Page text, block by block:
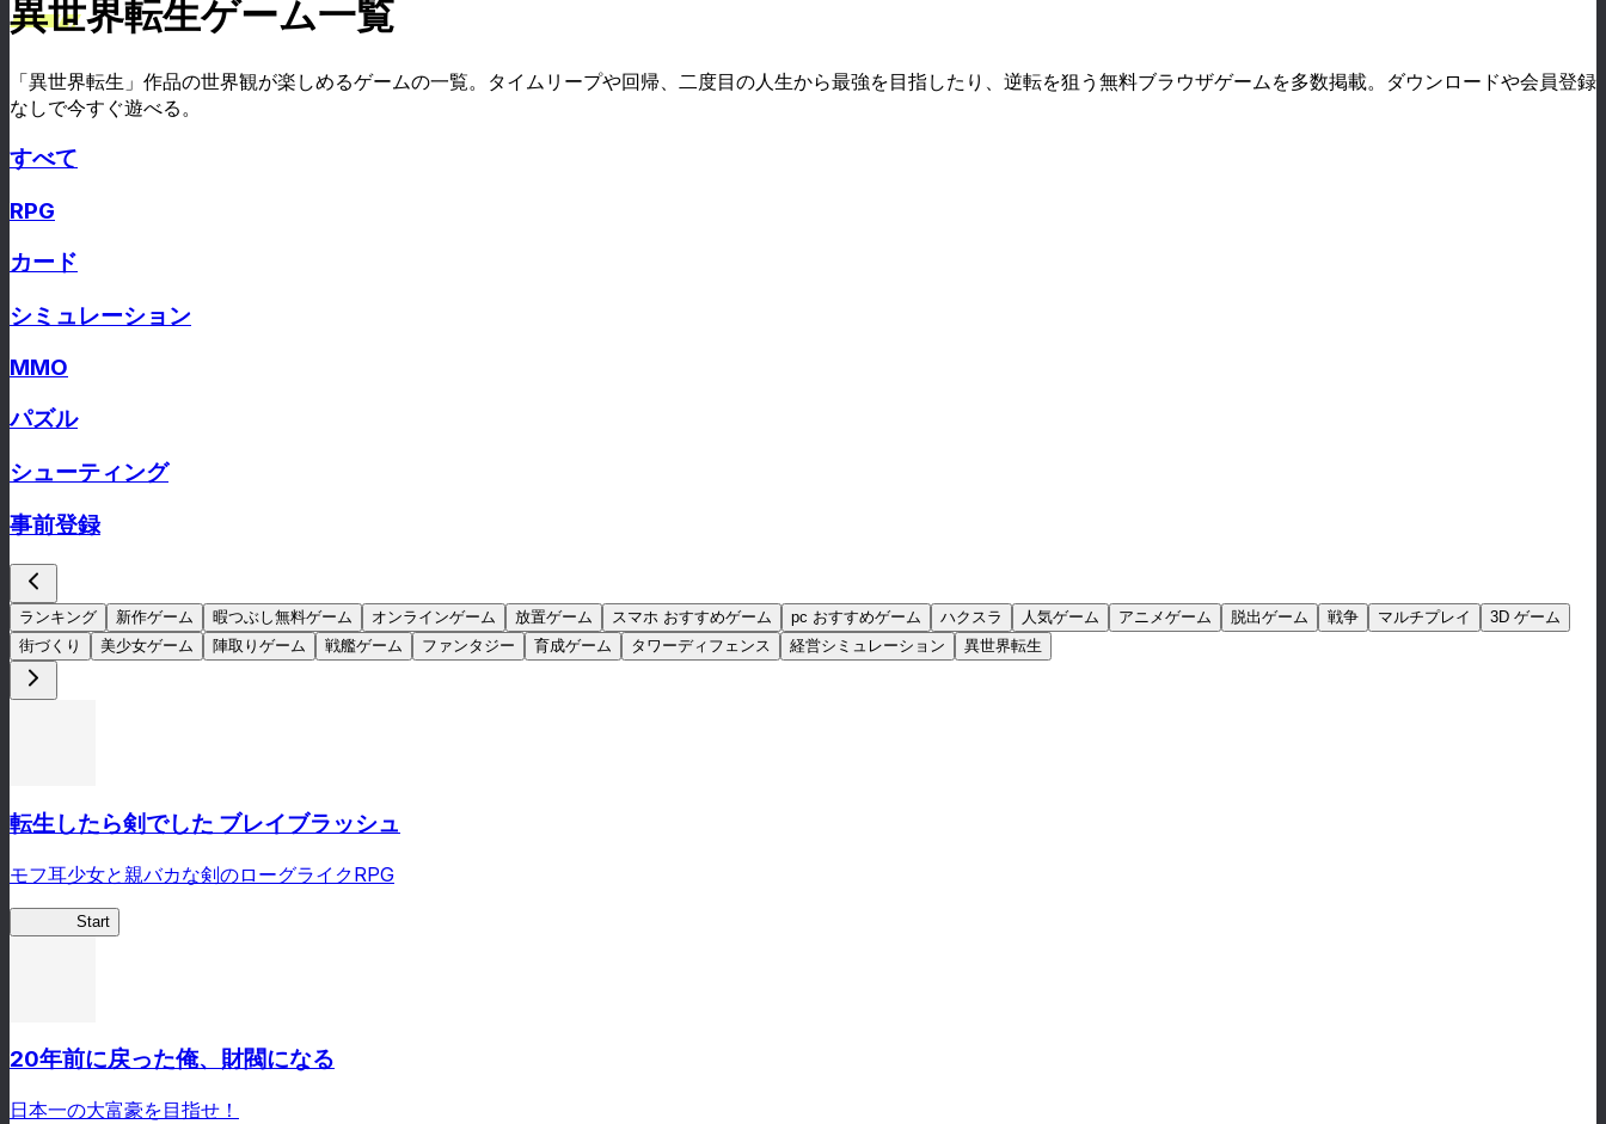
異世界転生ゲーム一覧
「異世界転生」作品の世界観が楽しめるゲームの一覧。タイムリープや回帰、二度目の人生から最強を目指したり、逆転を狙う無料ブラウザゲームを多数掲載。ダウンロードや会員登録
なしで今すぐ遊べる。
すべて
RPG
カード
シミュレーション
MMO
パズル
シューティング
事前登録
ランキング 新作ゲーム 暇つぶし無料ゲーム オンラインゲーム 放置ゲーム スマホ おすすめゲーム pc おすすめゲーム ハクスラ 人気ゲーム アニメゲーム 脱出ゲーム 戦争 マルチプレイ
3D ゲーム
街づくり
美少女ゲーム 陣取りゲーム 戦艦ゲーム ファンタジー 育成ゲーム タワーディフェンス 経営シミュレーション 異世界転生
転生したら剣でした ブレイブラッシュ
モフ耳少女と親バカな剣のローグライクRPG
Start
20年前に戻った俺、財閥になる
日本一の大富豪を目指せ！